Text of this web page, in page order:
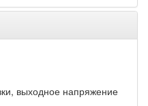
выходное напряжение